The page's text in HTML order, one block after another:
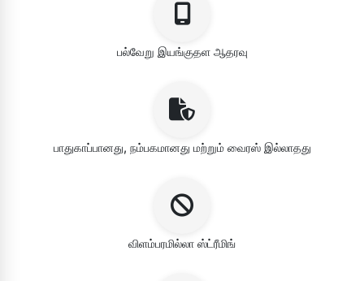
பல்வேறு இயங்குதள ஆதரவு
பாதுகாப்பானது, நம்பகமானது மற்றும் வைரஸ் இல்லாதது
விளம்பரமில்லா ஸ்ட்ரீமிங்